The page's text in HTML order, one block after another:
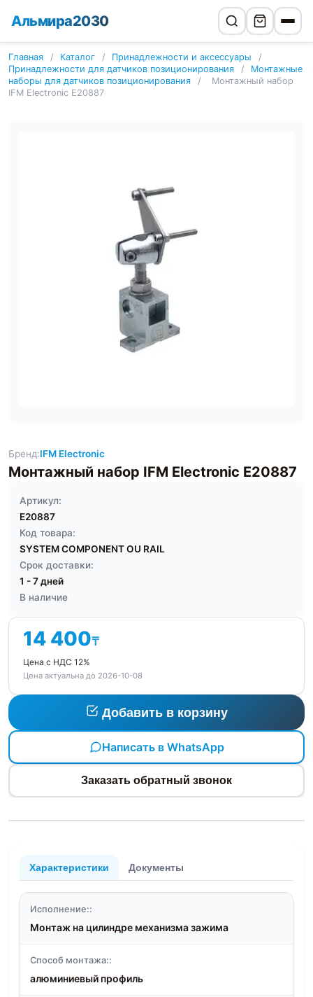
Альмира2030
Главная / Каталог / Принадлежности и аксессуары
/
Принадлежности для датчиков позиционирования
/
Монтажные
наборы для датчиков позиционирования
/
Монтажный набор
IFM Electronic E20887
Бренд:IFM Electronic
Монтажный набор IFM Electronic E20887
Артикул:
E20887
Код товара:
SYSTEM COMPONENT OU RAIL
Срок доставки:
1 - 7 дней
В наличие
14 400₸
Цена с НДС 12%
Цена актуальна до 2026-10-08
Добавить в корзину
Написать в WhatsApp
Заказать обратный звонок
Характеристики Документы
Исполнение::
Монтаж на цилиндре механизма зажима
Способ монтажа::
алюминиевый профиль